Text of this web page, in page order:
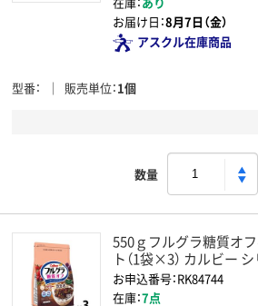
お届け日：8月7日（金）
アスクル在庫商品
型番 販売単位 1個
数量
550ｇフルグラ糖質オ
ト（1袋×3） カルビー
お申込番号：RK84744
在庫：7点